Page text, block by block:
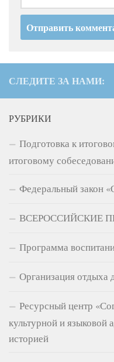
СЛЕДИТЕ ЗА НАМИ:
РУБРИКИ
Подготовка к
итоговому
Федеральный закон
ВСЕРОССИЙСКИЕ
Программа
Организация отдыха
Ресурсный центр
культурной и языковой
историей